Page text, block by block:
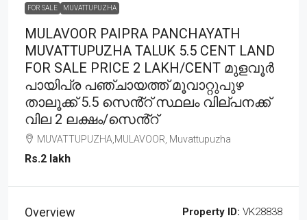
FOR SALE MUVATTUPUZHA
MULAVOOR PAIPRA PANCHAYATH
MUVATTUPUZHA TALUK 5.5 CENT LAND
FOR SALE PRICE 2 LAKH/CENT മുളവൂർ
പായിപ്ര പഞ്ചായത്ത് മൂവാറ്റുപുഴ
താലൂക്ക് 5.5 സെൻ്റ് സ്ഥലം വില്പനക്ക്
വില 2 ലക്ഷം/സെൻ്റ്
MUVATTUPUZHA,MULAVOOR, Muvattupuzha
Rs.2 lakh
Overview Property ID: VK28838